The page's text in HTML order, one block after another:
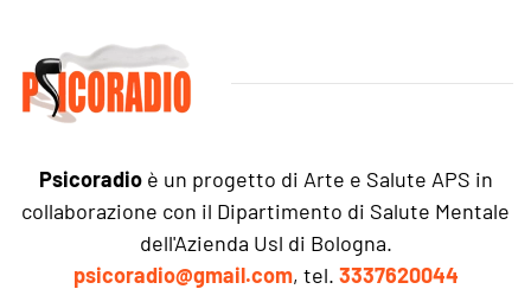
Psicoradioè un progetto di Arte e Salute APS in
collaborazione con il Dipartimento di Salute Mentale
dell'Azienda Usl di Bologna.
psicoradio@gmail.com, tel. 3337620044